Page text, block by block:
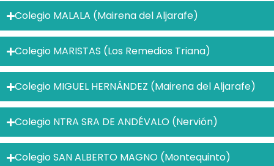
Colegio MALALA (Mairena del Aljarafe)
Colegio MARISTAS (Los Remedios Triana)
Colegio MIGUEL HERNÁNDEZ (Mairena del Aljarafe)
Colegio NTRA SRA DE ANDÉVALO (Nervión)
Colegio SAN ALBERTO MAGNO (Montequinto)